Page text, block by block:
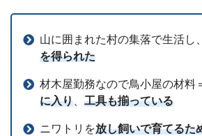
山に囲まれた村の集落で生活し、
を得られた
材木屋勤務なので鳥小屋の材料
に入り
工具も揃っている
ニワトリを放し飼いで育てるた